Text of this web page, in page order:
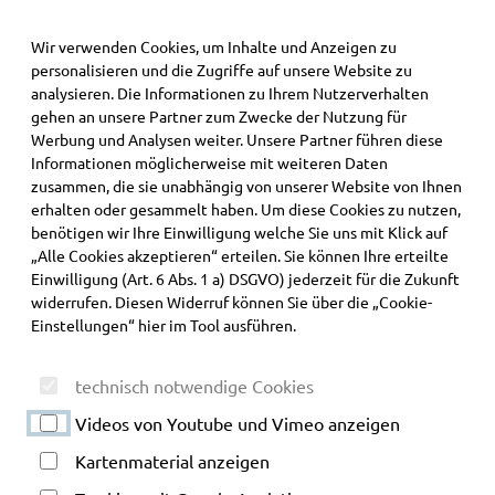
Alpcura Fachklinik Allgäu
Wir verwenden Cookies, um Inhalte und Anzeigen zu
personalisieren und die Zugriffe auf unsere Website zu
analysieren. Die Informationen zu Ihrem Nutzerverhalten
gehen an unsere Partner zum Zwecke der Nutzung für
Werbung und Analysen weiter. Unsere Partner führen diese
Informationen möglicherweise mit weiteren Daten
zusammen, die sie unabhängig von unserer Website von Ihnen
erhalten oder gesammelt haben. Um diese Cookies zu nutzen,
benötigen wir Ihre Einwilligung welche Sie uns mit Klick auf
„Alle Cookies akzeptieren“ erteilen. Sie können Ihre erteilte
Einwilligung (Art. 6 Abs. 1 a) DSGVO) jederzeit für die Zukunft
widerrufen. Diesen Widerruf können Sie über die „Cookie-
Einstellungen“ hier im Tool ausführen.
technisch notwendige Cookies
Videos von Youtube und Vimeo anzeigen
Kartenmaterial anzeigen